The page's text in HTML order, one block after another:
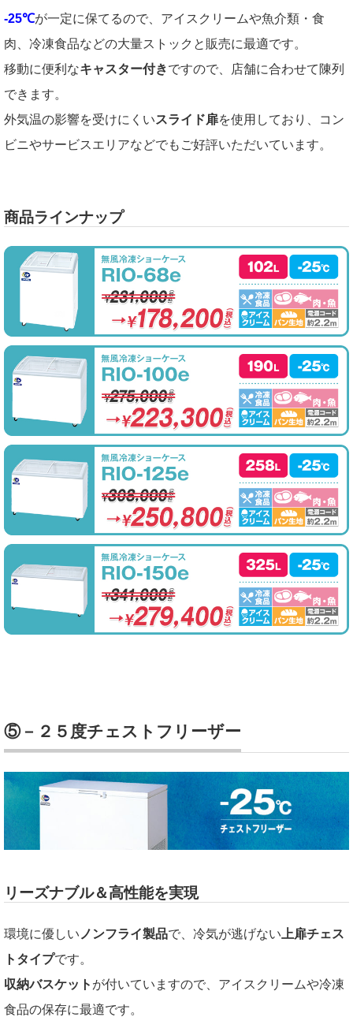
-25℃が一定に保てるので、アイスクリームや魚介類・食
肉、冷凍食品などの大量ストックと販売に最適です。
移動に便利なキャスター付きですので、店舗に合わせて陳列
できます。
外気温の影響を受けにくいスライド扉を使用しており、コン
ビニやサービスエリアなどでもご好評いただいています。
商品ラインナップ
⑤－２５度チェストフリーザー
リーズナブル＆高性能を実現
環境に優しい ノンフライ製品で、冷気が逃げない 上扉チェス
トタイプです。
収納バスケット が付いていますので、アイスクリームや冷凍
食品の保存に最適です。